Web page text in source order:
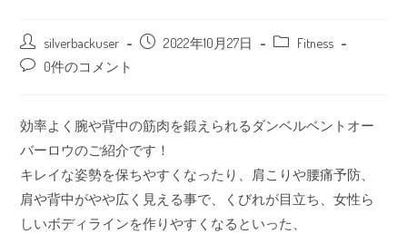
silverbackuser 2022年10月27日
Fitness
0件のコメント
効率よく腕や背中の筋肉を鍛えられるダンベルベントオー
バーロウのご紹介です！
キレイな姿勢を保ちやすくなったり、肩こりや腰痛予防、
肩や背中がやや広く見える事で、くびれが目立ち、女性ら
しいボディラインを作りやすくなるといった、